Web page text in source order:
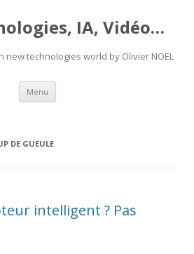
IA, Vidéo…
new technologies world by Olivier NOEL
Menu Skip
content
DE GUEULE
intelligent ? Pas